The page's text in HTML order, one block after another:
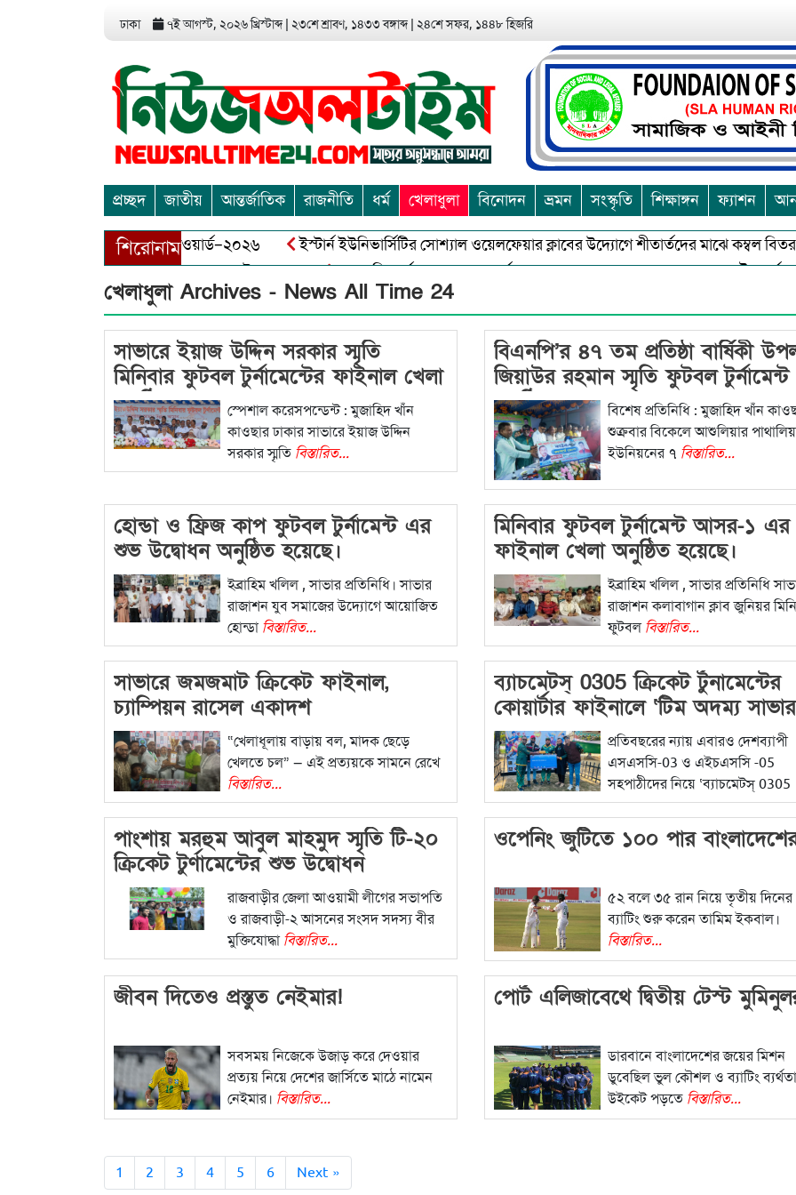
ঢাকা ৭ই আগস্ট, ২০২৬ খ্রিস্টাব্দ ২৩শে শ্রাবণ, ১৪৩৩ বঙ্গাব্দ ২৪শে সফর, ১৪৪৮ হিজরি
প্রচ্ছদ জাতীয় আন্তর্জাতিক রাজনীতি ধর্ম খেলাধুলা বিনোদন ভ্রমন সংস্কৃতি শিক্ষাঙ্গন ফ্যাশন
শিরোনাম
এন্ড এন্ট্রাপ্রেনিয়র অ্যাওয়ার্ড–২০২৬ ইস্টার্ন ইউনিভার্সিটির সোশ্যাল ওয়েলফেয়ার ক্লাবের উদ্যোগে শীতার্তদের মাঝে কম্বল বিতরণ
বীর মুক্তিযোদ্ধা আব্দুল খালেক এর ইন্তেকাল
আত্মশুদ্ধি অর্জন ও অশুভকে বর্জন করে সত্য,সুন্দরকে বরনে কলাপাড়ায় বৌদ্ধ
খেলাধুলা Archives - News All Time 24
সাভারে ইয়াজ উদ্দিন সরকার স্মৃতি
মিনিবার ফুটবল টুর্নামেন্টের ফাইনাল খেলা
অনুষ্ঠিত
স্পেশাল করেসপন্ডেন্ট : মুজাহিদ খাঁন
কাওছার ঢাকার সাভারে ইয়াজ উদ্দিন
সরকার স্মৃতি বিস্তারিত...
বিএনপি’র ৪৭ তম প্রতিষ্ঠা বার্ষিকী
জিয়াউর রহমান স্মৃতি ফুটবল টুর্নামেন্ট
অনুষ্ঠিত
বিশেষ প্রতিনিধি : মুজাহিদ খাঁন
শুক্রবার বিকেলে আশুলিয়ার
ইউনিয়নের ৭ বিস্তারিত...
হোন্ডা ও ফ্রিজ কাপ ফুটবল টুর্নামেন্ট এর
শুভ উদ্বোধন অনুষ্ঠিত হয়েছে।
ইব্রাহিম খলিল , সাভার প্রতিনিধি। সাভার
রাজাশন যুব সমাজের উদ্যোগে আয়োজিত
হোন্ডা বিস্তারিত...
মিনিবার ফুটবল টুর্নামেন্ট আসর-১ এর
ফাইনাল খেলা অনুষ্ঠিত হয়েছে।
ইব্রাহিম খলিল , সাভার প্রতিনিধি
রাজাশন কলাবাগান ক্লাব জুনিয়র
ফুটবল বিস্তারিত...
সাভারে জমজমাট ক্রিকেট ফাইনাল,
চ্যাম্পিয়ন রাসেল একাদশ
“খেলাধূলায় বাড়ায় বল, মাদক ছেড়ে
খেলতে চল” — এই প্রত্যয়কে সামনে রেখে
বিস্তারিত...
ব্যাচমেটস্ 0305 ক্রিকেট র্টুনামেন্টের
কোয়ার্টার ফাইনালে ‘টিম অদম্য
প্রতিবছরের ন্যায় এবারও দেশব্যাপী
এসএসসি-03 ও এইচএসসি -05
সহপাঠীদের নিয়ে ‘ব্যাচমেটস্ 0305
বিস্তারিত...
পাংশায় মরহুম আবুল মাহমুদ স্মৃতি টি-২০
ক্রিকেট টুর্ণামেন্টের শুভ উদ্বোধন
রাজবাড়ীর জেলা আওয়ামী লীগের সভাপতি
ও রাজবাড়ী-২ আসনের সংসদ সদস্য বীর
মুক্তিযোদ্ধা বিস্তারিত...
ওপেনিং জুটিতে ১০০ পার
৫২ বলে ৩৫ রান নিয়ে তৃতীয় দিনের
ব্যাটিং শুরু করেন তামিম ইকবাল।
বিস্তারিত...
জীবন দিতেও প্রস্তুত নেইমার!
সবসময় নিজেকে উজাড় করে দেওয়ার
প্রত্যয় নিয়ে দেশের জার্সিতে মাঠে নামেন
নেইমার। বিস্তারিত...
পোর্ট এলিজাবেথে দ্বিতীয় টেস্ট
ডারবানে বাংলাদেশের জয়ের মিশন
ডুবেছিল ভুল কৌশল ও ব্যাটিং
উইকেট পড়তে বিস্তারিত...
1 2 3 4 5 6 Next »